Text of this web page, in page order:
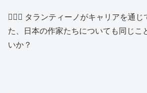
🙍🏻‍♂️ タランティーノがキャリアを通
た、日本の作家たちについても同じこ
いか？